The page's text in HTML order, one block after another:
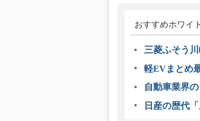
おすすめホワイ
三菱ふそう
軽EVまとめ
自動車業界
日産の歴代